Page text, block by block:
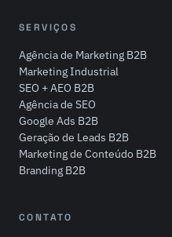
SERVIÇOS
Agência de Marketing B2B
Marketing Industrial
SEO + AEO B2B
Agência de SEO
Google Ads B2B
Geração de Leads B2B
Marketing de Conteúdo B2B
Branding B2B
CONTATO